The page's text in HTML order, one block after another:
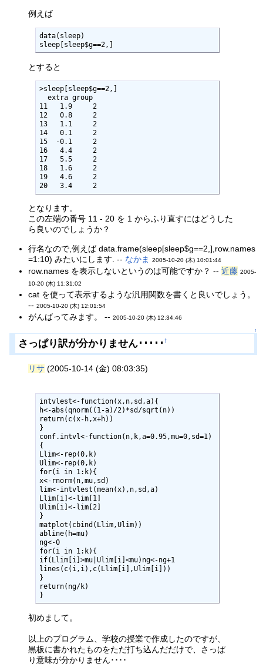
例えば
data(sleep)
sleep[sleep$g==2,]
とすると
>sleep[sleep$g==2,]
11   1.9     2
12   0.8     2
13   1.1     2
14   0.1     2
15  -0.1     2
16   4.4     2
17   5.5     2
18   1.6     2
19   4.6     2
20   3.4     2
となります。
この左端の番号 11 - 20 を 1 からふり直すにはどうした
ら良いのでしょうか？
行名なので,例えば data.frame(sleep[sleep$g==2,],row.names
=1:10) みたいにします. -- なかま 2005-10-20 (木) 10:01:44
row.names を表示しないというのは可能ですか？ --近藤 2005-
10-20 (木) 11:31:02
cat を使って表示するような汎用関数を書くと良いでしょう。
--2005-10-20 (木) 12:01:54
がんばってみます。 --2005-10-20 (木) 12:34:46
↑
さっぱり訳が分かりません･････†
リサ (2005-10-14 (金) 08:03:35)
intvlest<-function(x,n,sd,a){
h<-abs(qnorm((1-a)/2)*sd/sqrt(n))
return(c(x-h,x+h))
}
conf.intvl<-function(n,k,a=0.95,mu=0,sd=1)
{
Llim<-rep(0,k)
Ulim<-rep(0,k)
for(i in 1:k){
x<-rnorm(n,mu,sd)
lim<-intvlest(mean(x),n,sd,a)
Llim[i]<-lim[1]
Ulim[i]<-lim[2]
}
matplot(cbind(Llim,Ulim))
abline(h=mu)
ng<-0
for(i in 1:k){
if(Llim[i]>mu|Ulim[i]<mu)ng<-ng+1
lines(c(i,i),c(Llim[i],Ulim[i]))
}
return(ng/k)
}
初めまして。
以上のプログラム、学校の授業で作成したのですが、
黒板に書かれたものをただ打ち込んだだけで、さっぱ
り意味が分かりません････